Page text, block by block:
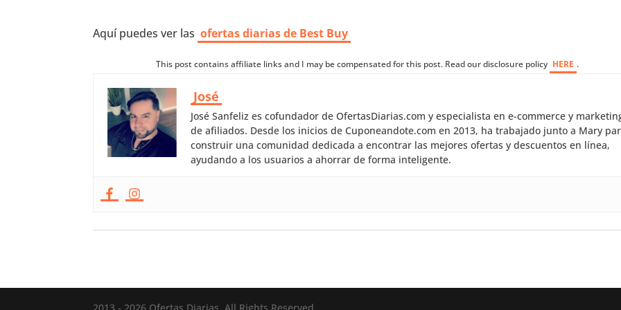
Aquí puedes ver las ofertas diarias de Best Buy
This post contains affiliate links and I may be compensated for this post. Read our disclosure policy HERE .
José
José Sanfeliz es cofundador de OfertasDiarias.com y especialista en e-commerce y
de afiliados. Desde los inicios de Cuponeandote.com en 2013, ha trabajado junto a Mary
construir una comunidad dedicada a encontrar las mejores ofertas y descuentos en línea,
ayudando a los usuarios a ahorrar de forma inteligente.